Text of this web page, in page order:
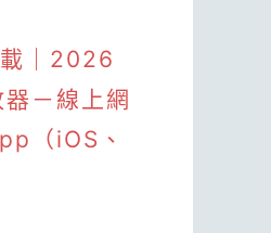
｜2026
－線上網
（iOS、